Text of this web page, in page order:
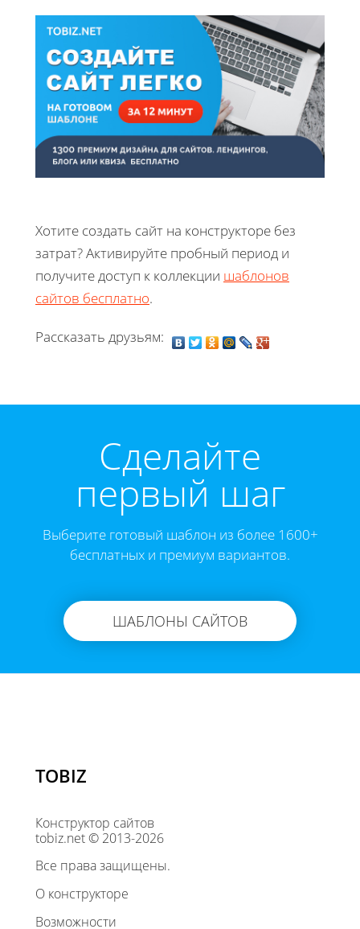
Хотите создать сайт на конструкторе без
затрат? Активируйте пробный период и
получите доступ к коллекции шаблонов
сайтов бесплатно.
Рассказать друзьям:
Cделайте
первый шаг
Выберите готовый шаблон из более 1600+
бесплатных и премиум вариантов.
ШАБЛОНЫ САЙТОВ
TOBIZ
Конструктор сайтов
tobiz.net © 2013-2026
Все права защищены.
О конструкторе
Возможности